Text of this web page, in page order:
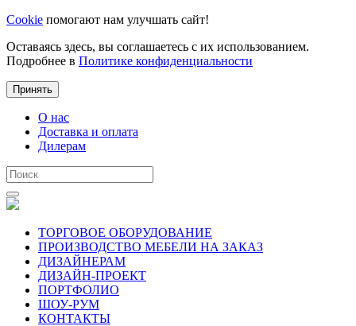
Cookie помогают нам улучшать сайт!
Оставаясь здесь, вы соглашаетесь с их использованием.
Подробнее в Политике конфиденциальности
Принять
О нас
Доставка и оплата
Дилерам
ТОРГОВОЕ ОБОРУДОВАНИЕ
ПРОИЗВОДСТВО МЕБЕЛИ НА ЗАКАЗ
ДИЗАЙНЕРАМ
ДИЗАЙН-ПРОЕКТ
ПОРТФОЛИО
ШОУ-РУМ
КОНТАКТЫ